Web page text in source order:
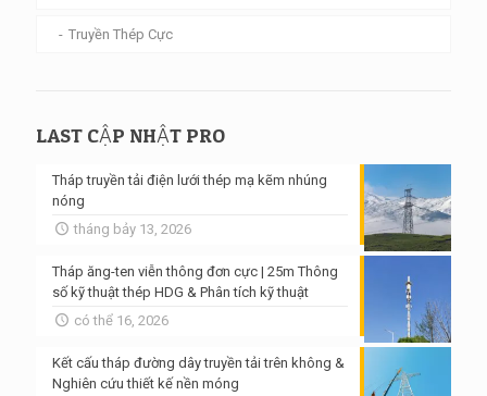
Truyền Thép Cực
LAST CẬP NHẬT PRO
Tháp truyền tải điện lưới thép mạ kẽm nhúng
nóng
tháng bảy 13, 2026
Tháp ăng-ten viễn thông đơn cực | 25m Thông
số kỹ thuật thép HDG & Phân tích kỹ thuật
có thể 16, 2026
Kết cấu tháp đường dây truyền tải trên không &
Nghiên cứu thiết kế nền móng